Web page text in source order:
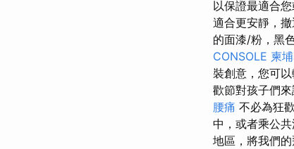
以保證最適合
適合更安靜，
的面漆/粉，黑
CONSOLE 柬
裝創意，您可
歡節對孩子們
腰痛 不必為狂
中，或者乘公
地區，將我們